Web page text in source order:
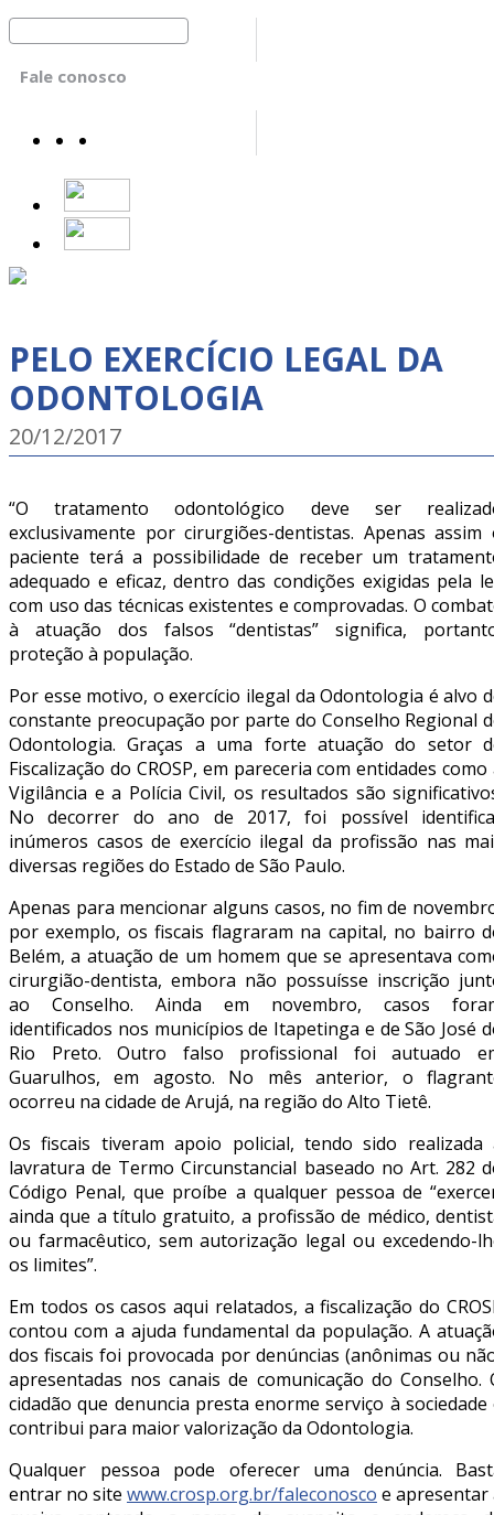
Fale conosco
PELO EXERCÍCIO LEGAL DA
ODONTOLOGIA
20/12/2017
“O tratamento odontológico deve ser
exclusivamente por cirurgiões-dentistas. Apenas assim
paciente terá a possibilidade de receber um
adequado e eficaz, dentro das condições exigidas pela
com uso das técnicas existentes e comprovadas. O
à atuação dos falsos “dentistas” significa,
proteção à população.
Por esse motivo, o exercício ilegal da Odontologia é alvo
constante preocupação por parte do Conselho Regional
Odontologia. Graças a uma forte atuação do setor
Fiscalização do CROSP, em pareceria com entidades como
Vigilância e a Polícia Civil, os resultados são
No decorrer do ano de 2017, foi possível
inúmeros casos de exercício ilegal da profissão nas
diversas regiões do Estado de São Paulo.
Apenas para mencionar alguns casos, no fim de
por exemplo, os fiscais flagraram na capital, no bairro
Belém, a atuação de um homem que se apresentava
cirurgião-dentista, embora não possuísse inscrição
ao Conselho. Ainda em novembro, casos
identificados nos municípios de Itapetinga e de São José
Rio Preto. Outro falso profissional foi autuado
Guarulhos, em agosto. No mês anterior, o
ocorreu na cidade de Arujá, na região do Alto Tietê.
Os fiscais tiveram apoio policial, tendo sido realizada
lavratura de Termo Circunstancial baseado no Art. 282
Código Penal, que proíbe a qualquer pessoa de
ainda que a título gratuito, a profissão de médico,
ou farmacêutico, sem autorização legal ou excedendo-
os limites”.
Em todos os casos aqui relatados, a fiscalização do
contou com a ajuda fundamental da população. A
dos fiscais foi provocada por denúncias (anônimas ou
apresentadas nos canais de comunicação do Conselho.
cidadão que denuncia presta enorme serviço à sociedade
contribui para maior valorização da Odontologia.
Qualquer pessoa pode oferecer uma denúncia.
entrar no site www.crosp.org.br/faleconosco e apresentar